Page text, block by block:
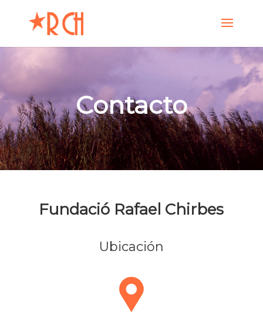
Contacto
Fundació Rafael Chirbes
Ubicación